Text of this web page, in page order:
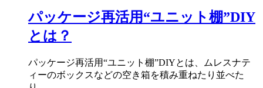
パッケージ再活用“ユニット棚”DIY
とは？
パッケージ再活用“ユニット棚”DIYとは、ムレスナテ
ィーのボックスなどの空き箱を積み重ねたり並べた